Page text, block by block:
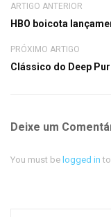
ARTIGO ANTERIOR
HBO boicota
PRÓXIMO ARTIGO
Clássico do Deep
Deixe um
You must be logged in